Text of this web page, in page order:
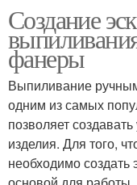
Создание
фанеры
Выпиливание
одним из самых
позволяет
изделия. Для того,
необходимо создать